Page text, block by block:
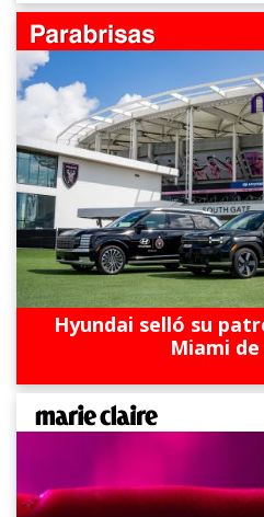
Hyundai selló su
Miami